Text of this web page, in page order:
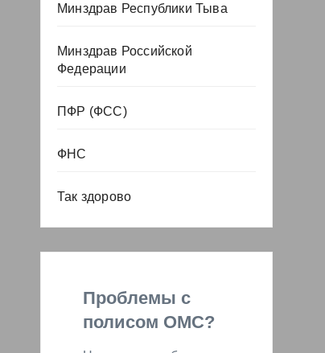
Минздрав Республики Тыва
Минздрав Российской
Федерации
ПФР (ФСС)
ФНС
Так здорово
Проблемы с
полисом ОМС?